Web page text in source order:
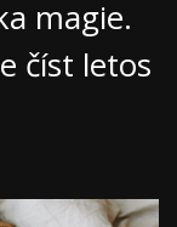
magie.
číst letos